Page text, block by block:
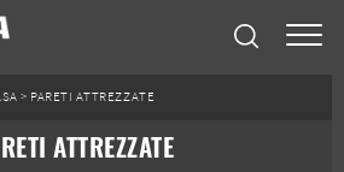
> PARETI ATTREZZATE
ATTREZZATE